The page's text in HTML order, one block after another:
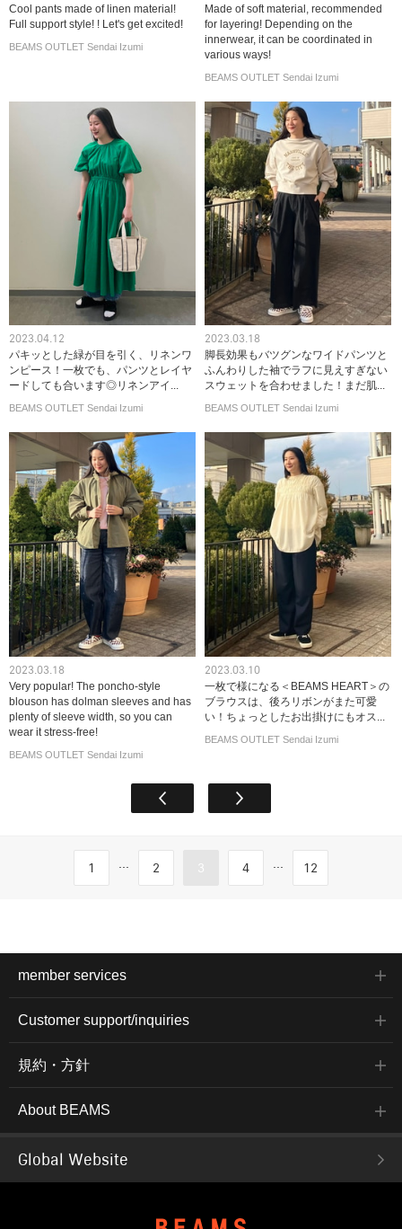
Cool pants made of linen material!
Full support style! ! Let's get excited!
BEAMS OUTLET Sendai Izumi
Made of soft material, recommended
for layering! Depending on the
innerwear, it can be coordinated in
various ways!
BEAMS OUTLET Sendai Izumi
2023.04.12
パキッとした緑が目を引く、リネンワ
ンピース！一枚でも、パンツとレイヤ
ードしても合います◎リネンアイ...
BEAMS OUTLET Sendai Izumi
2023.03.18
脚長効果もバツグンなワイドパンツと
ふんわりした袖でラフに見えすぎない
スウェットを合わせました！まだ肌...
BEAMS OUTLET Sendai Izumi
2023.03.18
Very popular! The poncho-style
blouson has dolman sleeves and has
plenty of sleeve width, so you can
wear it stress-free!
BEAMS OUTLET Sendai Izumi
2023.03.10
一枚で様になる＜BEAMS HEART＞の
ブラウスは、後ろリボンがまた可愛
い！ちょっとしたお出掛けにもオス...
BEAMS OUTLET Sendai Izumi
1 ... 2 3 4 ... 12
member services
Customer support/inquiries
規約・方針
About BEAMS
Global Website